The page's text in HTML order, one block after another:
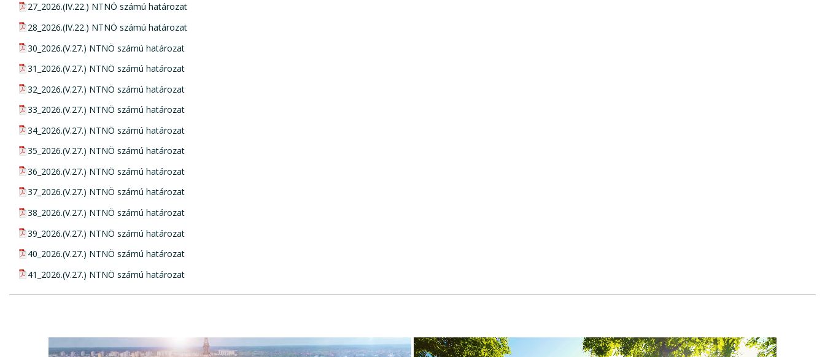
pdf csatolmány:
27_2026.(IV.22.) NTNÖ számú határozat
pdf csatolmány:
28_2026.(IV.22.) NTNÖ számú határozat
pdf csatolmány:
30_2026.(V.27.) NTNÖ számú határozat
pdf csatolmány:
31_2026.(V.27.) NTNÖ számú határozat
pdf csatolmány:
32_2026.(V.27.) NTNÖ számú határozat
pdf csatolmány:
33_2026.(V.27.) NTNÖ számú határozat
pdf csatolmány:
34_2026.(V.27.) NTNÖ számú határozat
pdf csatolmány:
35_2026.(V.27.) NTNÖ számú határozat
pdf csatolmány:
36_2026.(V.27.) NTNÖ számú határozat
pdf csatolmány:
37_2026.(V.27.) NTNÖ számú határozat
pdf csatolmány:
38_2026.(V.27.) NTNÖ számú határozat
pdf csatolmány:
39_2026.(V.27.) NTNÖ számú határozat
pdf csatolmány:
40_2026.(V.27.) NTNÖ számú határozat
pdf csatolmány:
41_2026.(V.27.) NTNÖ számú határozat